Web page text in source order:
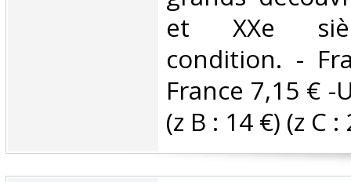
et XXe
condition. -
France 7,15 € -
(z B : 14 €) (z C :